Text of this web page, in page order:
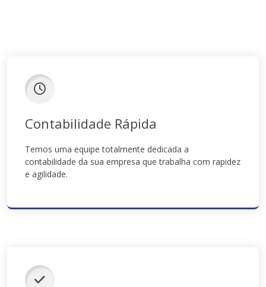
Contabilidade Rápida
Temos uma equipe totalmente dedicada a
contabilidade da sua empresa que trabalha com rapidez
e agilidade.